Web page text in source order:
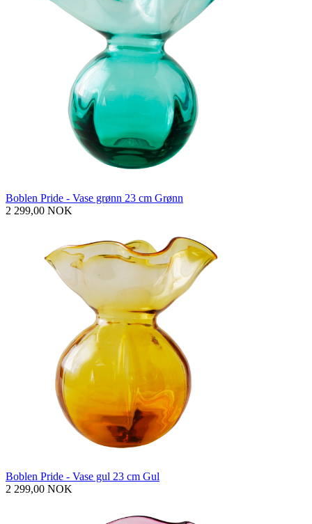
Boblen Pride - Vase grønn 23 cm Grønn
2 299,00 NOK
Boblen Pride - Vase gul 23 cm Gul
2 299,00 NOK